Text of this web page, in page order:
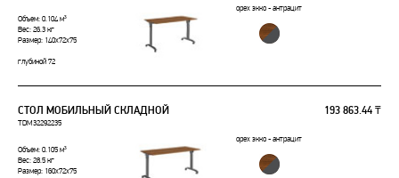
орех экко - антрацит
Объем: 0.104 м³
Вес: 26.3 кг
Размер: 140x72x75
глубиной 72
СТОЛ МОБИЛЬНЫЙ СКЛАДНОЙ 193 863.44 ₸
TDM32292235
орех экко - антрацит
Объем: 0.105 м³
Вес: 28.5 кг
Размер: 160x72x75